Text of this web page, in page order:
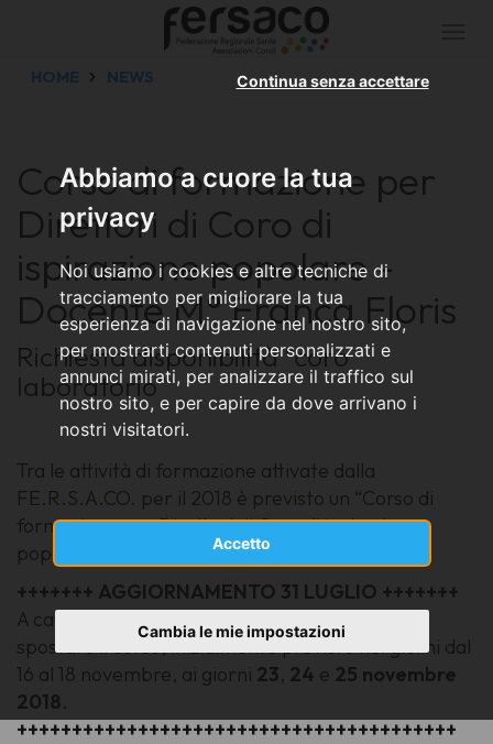
Abbiamo a cuore la tua
privacy
Noi usiamo i cookies e altre tecniche di
tracciamento per migliorare la tua
esperienza di navigazione nel nostro sito,
per mostrarti contenuti personalizzati e
annunci mirati, per analizzare il traffico sul
nostro sito, e per capire da dove arrivano i
nostri visitatori.
Accetto
Continua senza accettare
Cambia le mie impostazioni
HOME NEWS
Corso di formazione per
Direttori di Coro di
ispirazione popolare -
Docente M° Franca Floris
Richiesta disponibilità “coro
laboratorio”
Tra le attività di formazione attivate dalla
FE.R.S.A.CO. per il 2018 è previsto un “Corso di
formazione per Direttori di Coro di ispirazione
popolare” tenuto dal MoFranca Floris
+++++++ AGGIORNAMENTO 31 LUGLIO +++++++
A causa di un imprevisto, si è reso necessario
spostare il corso, inizialmente previsto nei giorni dal
16 al 18 novembre, ai giorni 23, 24 e 25 novembre
2018.
++++++++++++++++++++++++++++++++++++++++